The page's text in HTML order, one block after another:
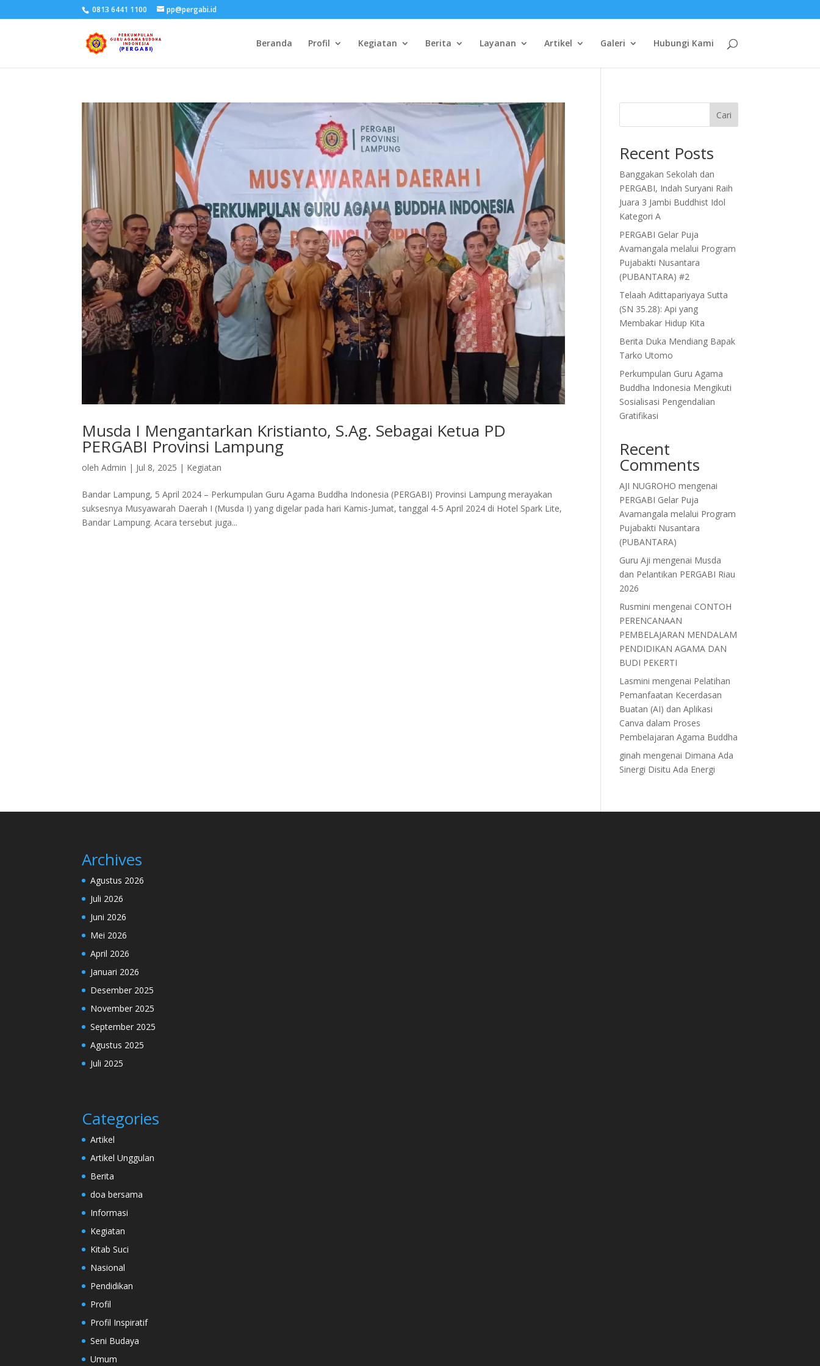
0813 6441 1100 pp@pergabi.id
Beranda Profil Kegiatan Berita Layanan Artikel Galeri Hubungi Kami
Musda I Mengantarkan Kristianto, S.Ag. Sebagai Ketua PD
PERGABI Provinsi Lampung
olehAdmin | Jul 8, 2025 | Kegiatan
Bandar Lampung, 5 April 2024 – Perkumpulan Guru Agama Buddha Indonesia (PERGABI) Provinsi Lampung merayakan
suksesnya Musyawarah Daerah I (Musda I) yang digelar pada hari Kamis-Jumat, tanggal 4-5 April 2024 di Hotel Spark Lite,
Bandar Lampung. Acara tersebut juga...
Cari
Recent Posts
Banggakan Sekolah dan
PERGABI, Indah Suryani Raih
Juara 3 Jambi Buddhist Idol
Kategori A
PERGABI Gelar Puja
Avamangala melalui Program
Pujabakti Nusantara
(PUBANTARA) #2
Telaah Adittapariyaya Sutta
(SN 35.28): Api yang
Membakar Hidup Kita
Berita Duka Mendiang Bapak
Tarko Utomo
Perkumpulan Guru Agama
Buddha Indonesia Mengikuti
Sosialisasi Pengendalian
Gratifikasi
Recent
Comments
AJI NUGROHO mengenai
PERGABI Gelar Puja
Avamangala melalui Program
Pujabakti Nusantara
(PUBANTARA)
Guru Aji mengenai Musda
dan Pelantikan PERGABI Riau
2026
Rusmini mengenai CONTOH
PERENCANAAN
PEMBELAJARAN MENDALAM
PENDIDIKAN AGAMA DAN
BUDI PEKERTI
Lasmini mengenai Pelatihan
Pemanfaatan Kecerdasan
Buatan (AI) dan Aplikasi
Canva dalam Proses
Pembelajaran Agama Buddha
ginah mengenai Dimana Ada
Sinergi Disitu Ada Energi
Archives
Agustus 2026
Juli 2026
Juni 2026
Mei 2026
April 2026
Januari 2026
Desember 2025
November 2025
September 2025
Agustus 2025
Juli 2025
Categories
Artikel
Artikel Unggulan
Berita
doa bersama
Informasi
Kegiatan
Kitab Suci
Nasional
Pendidikan
Profil
Profil Inspiratif
Seni Budaya
Umum